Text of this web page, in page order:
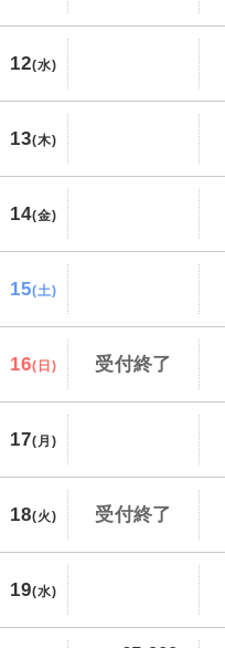
12(水)
13(木)
14(金)
15(土)
16(日) 受付終了
17(月)
18(火) 受付終了
19(水)